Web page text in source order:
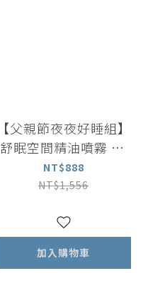
【父親節夜夜好睡組】
舒眠空間精油噴霧 30
ml +舒緩滾珠精油5ml
+矽晶按摩刮痧板
NT$888
NT$1,556
加入購物車